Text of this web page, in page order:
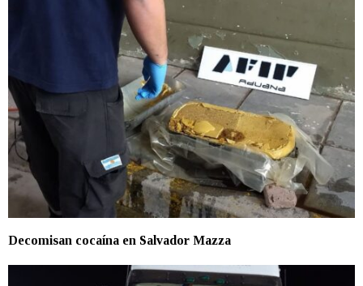
Decomisan cocaína en Salvador Mazza